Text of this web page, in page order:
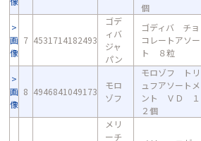
個
画
像
7 4531714182493
ゴデ
ィバ
ジャ
パン
ゴディバ チョ
コレートアソー
ト ８粒
画
像
8 4946841049173
モロ
ゾフ
モロゾフ トリ
ュフアソートメ
ント ＶＤ １
２個
メリ
ーチ